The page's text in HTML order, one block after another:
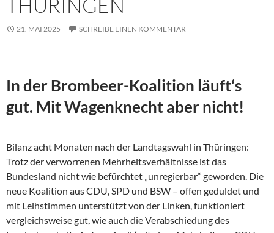
THÜRINGEN
21. MAI 2025 SCHREIBE EINEN KOMMENTAR
In der Brombeer-Koalition läuft‘s
gut. Mit Wagenknecht aber nicht!
Bilanz acht Monaten nach der Landtagswahl in Thüringen:
Trotz der verworrenen Mehrheitsverhältnisse ist das
Bundesland nicht wie befürchtet „unregierbar“ geworden. Die
neue Koalition aus CDU, SPD und BSW – offen geduldet und
mit Leihstimmen unterstützt von der Linken, funktioniert
vergleichsweise gut, wie auch die Verabschiedung des